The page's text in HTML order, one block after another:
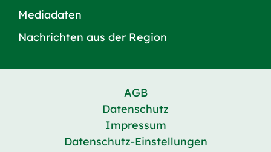
Mediadaten
Nachrichten aus der Region
AGB
Datenschutz
Impressum
Datenschutz-Einstellungen